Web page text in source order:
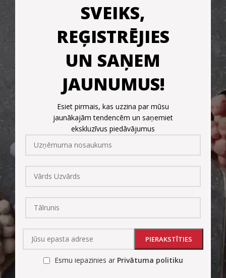
SVEIKS,
REĢISTRĒJIES
UN SAŅEM
JAUNUMUS!
Esiet pirmais, kas uzzina par mūsu
jaunākajām tendencēm un saņemiet
ekskluzīvus piedāvājumus
Esmu iepazinies ar Privātuma politiku